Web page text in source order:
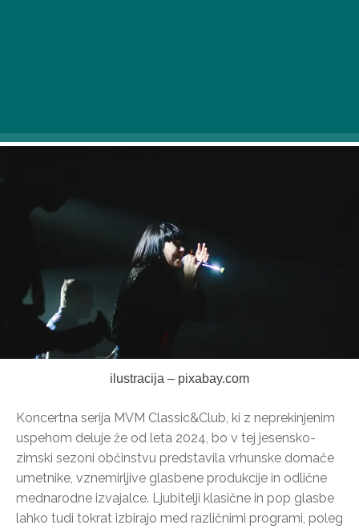
ilustracija – pixabay.com
Koncertna serija MVM Classic&Club, ki z neprekinjenim
uspehom deluje že od leta 2024, bo v tej jesensko-
zimski sezoni občinstvu predstavila vrhunske domače
umetnike, vznemirljive glasbene produkcije in odlične
mednarodne izvajalce. Ljubitelji klasične in pop glasbe
lahko tudi tokrat izbirajo med različnimi programi, poleg